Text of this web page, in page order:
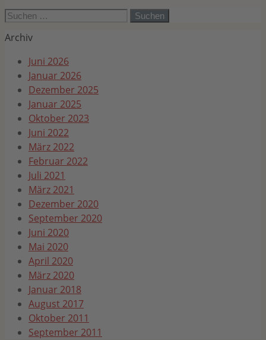
Suchen
Archiv
Juni 2026
Januar 2026
Dezember 2025
Januar 2025
Oktober 2023
Juni 2022
März 2022
Februar 2022
Juli 2021
März 2021
Dezember 2020
September 2020
Juni 2020
Mai 2020
April 2020
März 2020
Januar 2018
August 2017
Oktober 2011
September 2011